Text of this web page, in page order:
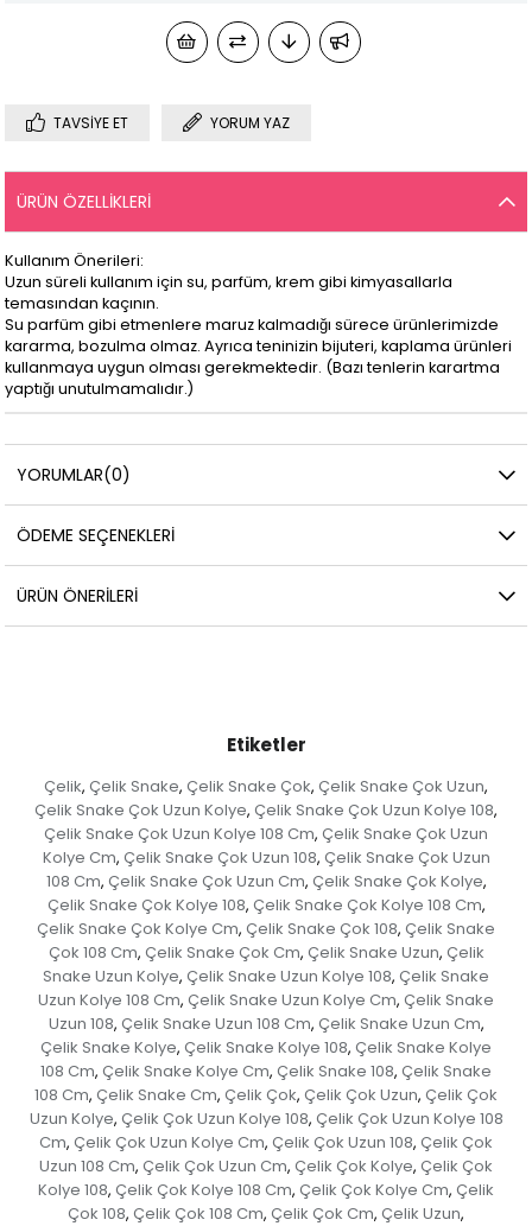
TAVSIYE ET YORUM YAZ
ÜRÜN ÖZELLIKLERI
Kullanım Önerileri:
Uzun süreli kullanım için su, parfüm, krem gibi kimyasallarla
temasından kaçının.
Su parfüm gibi etmenlere maruz kalmadığı sürece ürünlerimizde
kararma, bozulma olmaz. Ayrıca teninizin bijuteri, kaplama ürünleri
kullanmaya uygun olması gerekmektedir. (Bazı tenlerin karartma
yaptığı unutulmamalıdır.)
YORUMLAR(0)
ÖDEME SEÇENEKLERI
ÜRÜN ÖNERILERI
Etiketler
Çelik, Çelik Snake, Çelik Snake Çok, Çelik Snake Çok Uzun,
Çelik Snake Çok Uzun Kolye, Çelik Snake Çok Uzun Kolye 108,
Çelik Snake Çok Uzun Kolye 108 Cm, Çelik Snake Çok Uzun
Kolye Cm, Çelik Snake Çok Uzun 108, Çelik Snake Çok Uzun
108 Cm, Çelik Snake Çok Uzun Cm, Çelik Snake Çok Kolye,
Çelik Snake Çok Kolye 108, Çelik Snake Çok Kolye 108 Cm,
Çelik Snake Çok Kolye Cm, Çelik Snake Çok 108, Çelik Snake
Çok 108 Cm, Çelik Snake Çok Cm, Çelik Snake Uzun, Çelik
Snake Uzun Kolye, Çelik Snake Uzun Kolye 108, Çelik Snake
Uzun Kolye 108 Cm, Çelik Snake Uzun Kolye Cm, Çelik Snake
Uzun 108, Çelik Snake Uzun 108 Cm, Çelik Snake Uzun Cm,
Çelik Snake Kolye, Çelik Snake Kolye 108, Çelik Snake Kolye
108 Cm, Çelik Snake Kolye Cm, Çelik Snake 108, Çelik Snake
108 Cm, Çelik Snake Cm, Çelik Çok, Çelik Çok Uzun, Çelik Çok
Uzun Kolye, Çelik Çok Uzun Kolye 108, Çelik Çok Uzun Kolye 108
Cm, Çelik Çok Uzun Kolye Cm, Çelik Çok Uzun 108, Çelik Çok
Uzun 108 Cm, Çelik Çok Uzun Cm, Çelik Çok Kolye, Çelik Çok
Kolye 108, Çelik Çok Kolye 108 Cm, Çelik Çok Kolye Cm, Çelik
Çok 108, Çelik Çok 108 Cm, Çelik Çok Cm, Çelik Uzun,